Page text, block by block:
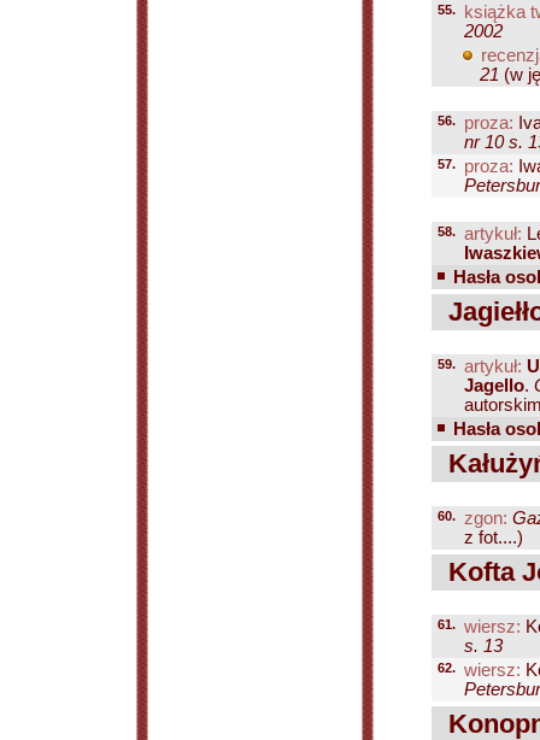
55.
książka
2002
21 (w
56. proza:
nr 10 s.
57. proza:
58. artykuł:
Hasła
59. artykuł:
Jagello.
Hasła
60. zgon:
z fot....)
Kofta
61. wiersz:
s. 13
62. wiersz: